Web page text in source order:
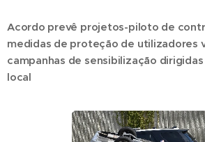
Acordo prevê projetos-piloto de
medidas de proteção de utilizadores
campanhas de sensibilização
local